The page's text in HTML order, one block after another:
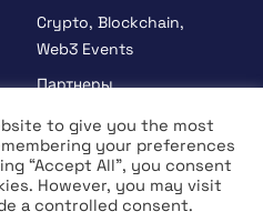
Crypto, Blockchain,
Web3 Events
Партнеры
Положения и условия
Политика
конфиденциальности
to give you the most
your preferences
“Accept All”, you consent
However, you may visit
a controlled consent.